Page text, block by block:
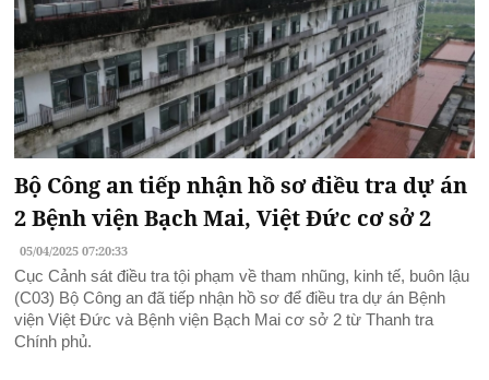
Bộ Công an tiếp nhận hồ sơ điều tra dự án
2 Bệnh viện Bạch Mai, Việt Đức cơ sở 2
05/04/2025 07:20:33
Cục Cảnh sát điều tra tội phạm về tham nhũng, kinh tế, buôn lậu
(C03) Bộ Công an đã tiếp nhận hồ sơ để điều tra dự án Bệnh
viện Việt Đức và Bệnh viện Bạch Mai cơ sở 2 từ Thanh tra
Chính phủ.